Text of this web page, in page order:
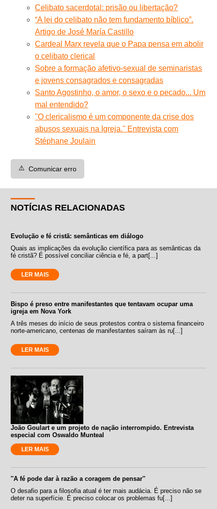
Celibato sacerdotal: prisão ou libertação?
“A lei do celibato não tem fundamento bíblico”.
Artigo de José María Castillo
Cardeal Marx revela que o Papa pensa em abolir
o celibato clerical
Sobre a formação afetivo-sexual de seminaristas
e jovens consagrados e consagradas
Santo Agostinho, o amor, o sexo e o pecado... Um
mal entendido?
''O clericalismo é um componente da crise dos
abusos sexuais na Igreja.'' Entrevista com
Stéphane Joulain
⚠️ Comunicar erro
NOTÍCIAS RELACIONADAS
Evolução e fé cristã: semânticas em diálogo
Quais as implicações da evolução científica para as semânticas da
fé cristã? É possível conciliar ciência e fé, a part[...]
LER MAIS
Bispo é preso entre manifestantes que tentavam ocupar uma
igreja em Nova York
A três meses do início de seus protestos contra o sistema financeiro
norte-americano, centenas de manifestantes saíram às ru[...]
LER MAIS
João Goulart e um projeto de nação interrompido. Entrevista
especial com Oswaldo Munteal
LER MAIS
''A fé pode dar à razão a coragem de pensar''
O desafio para a filosofia atual é ter mais audácia. É preciso não se
deter na superfície. É preciso colocar os problemas fu[...]